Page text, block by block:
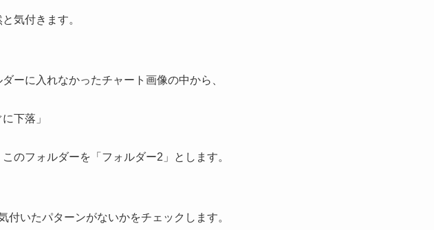
気付きます。
ーに入れなかったチャート画像の中から、
下落」
のフォルダーを「フォルダー2」とします。
付いたパターンがないかをチェックします。